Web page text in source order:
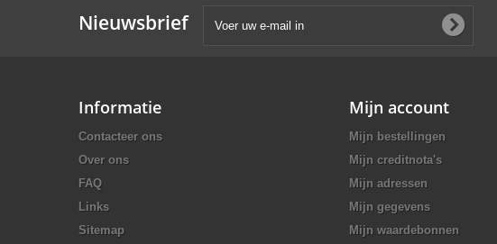
Nieuwsbrief
Informatie
Contacteer ons
Over ons
FAQ
Links
Sitemap
Mijn account
Mijn bestellingen
Mijn creditnota's
Mijn adressen
Mijn gegevens
Mijn waardebonnen